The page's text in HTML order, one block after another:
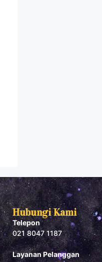
Hubungi Kami
Telepon
021 8047 1187
Layanan Pelanggan